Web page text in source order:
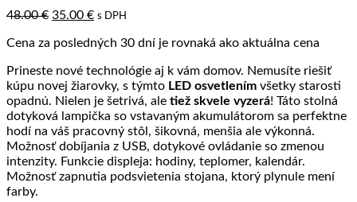
48.00€ Pôvodná
bola:
35.00 €Aktuálna
je:
s DPH
Cena za posledných 30 dní je rovnaká ako aktuálna cena
Prineste nové technológie aj k vám domov. Nemusíte riešiť
kúpu novej žiarovky, s týmto LED osvetlením všetky starosti
opadnú. Nielen je šetrivá, ale tiež skvele vyzerá! Táto stolná
dotyková lampička so vstavaným akumulátorom sa perfektne
hodí na váš pracovný stôl, šikovná, menšia ale výkonná.
Možnosť dobíjania z USB, dotykové ovládanie so zmenou
intenzity. Funkcie displeja: hodiny, teplomer, kalendár.
Možnosť zapnutia podsvietenia stojana, ktorý plynule mení
farby.